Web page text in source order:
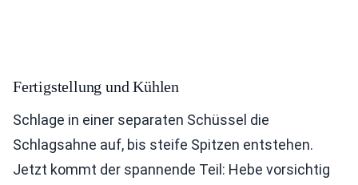
Fertigstellung und Kühlen
Schlage in einer separaten Schüssel die
Schlagsahne auf, bis steife Spitzen entstehen.
Jetzt kommt der spannende Teil: Hebe vorsichtig